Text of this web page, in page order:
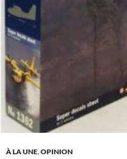
À LA UNE,OPINION